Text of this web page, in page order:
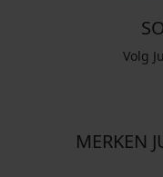
Volg
MERKEN